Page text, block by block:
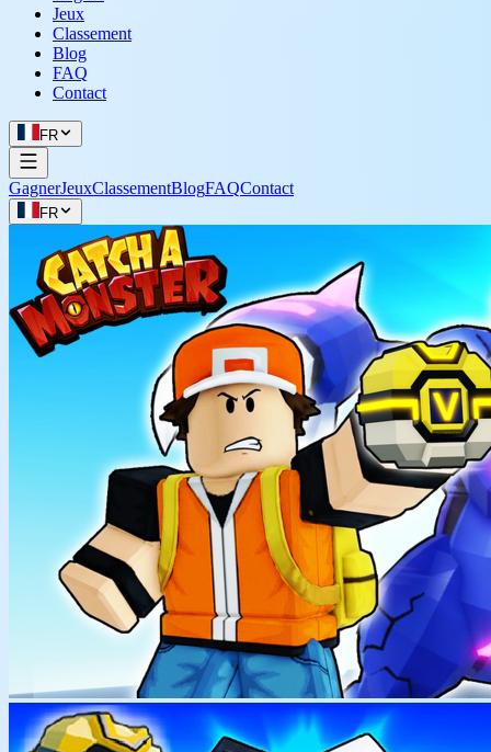
Jeux
Classement
Blog
FAQ
Contact
FR
GagnerJeuxClassementBlogFAQContact
FR